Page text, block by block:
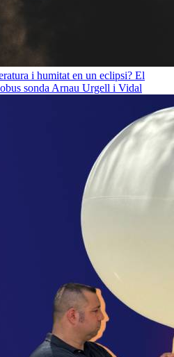
i humitat en un eclipsi? El
sonda Arnau Urgell i Vidal